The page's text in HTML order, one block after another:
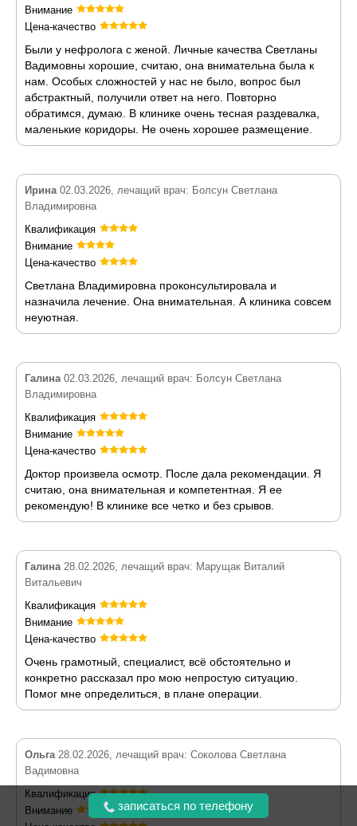
Внимание
Цена-качество
Были у нефролога с женой. Личные качества Светланы
Вадимовны хорошие, считаю, она внимательна была к
нам. Особых сложностей у нас не было, вопрос был
абстрактный, получили ответ на него. Повторно
обратимся, думаю. В клинике очень тесная раздевалка,
маленькие коридоры. Не очень хорошее размещение.
Ирина02.03.2026, лечащий врач: Болсун Светлана
Владимировна
Квалификация
Внимание
Цена-качество
Светлана Владимировна проконсультировала и
назначила лечение. Она внимательная. А клиника совсем
неуютная.
Галина02.03.2026, лечащий врач: Болсун Светлана
Владимировна
Квалификация
Внимание
Цена-качество
Доктор произвела осмотр. После дала рекомендации. Я
считаю, она внимательная и компетентная. Я ее
рекомендую! В клинике все четко и без срывов.
Галина28.02.2026, лечащий врач: Марущак Виталий
Витальевич
Квалификация
Внимание
Цена-качество
Очень грамотный, специалист, всё обстоятельно и
конкретно рассказал про мою непростую ситуацию.
Помог мне определиться, в плане операции.
Ольга28.02.2026, лечащий врач: Соколова Светлана
Вадимовна
Квалификация
Внимание
записаться по телефону